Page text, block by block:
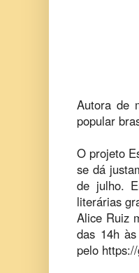
Autora de
popular
O projeto
se dá
de julho.
literárias
Alice Ruiz
das 14h
pelo